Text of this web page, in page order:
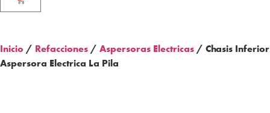
Inicio / Refacciones / Aspersoras Electricas / Chasis Inferior
Aspersora Electrica La Pila